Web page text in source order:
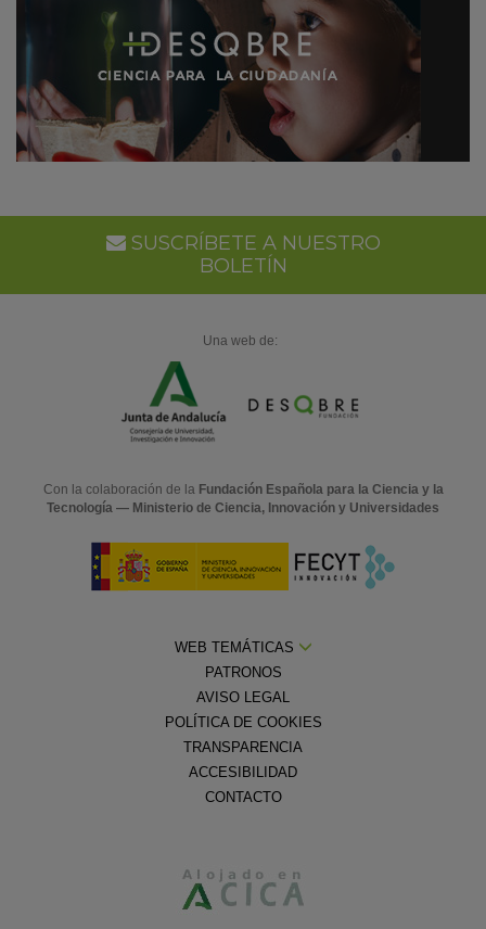
SUSCRÍBETE A NUESTRO
BOLETÍN
Una web de:
Con la colaboración de la Fundación Española para la Ciencia y la
Tecnología — Ministerio de Ciencia, Innovación y Universidades
WEB TEMÁTICAS
PATRONOS
AVISO LEGAL
POLÍTICA DE COOKIES
TRANSPARENCIA
ACCESIBILIDAD
CONTACTO